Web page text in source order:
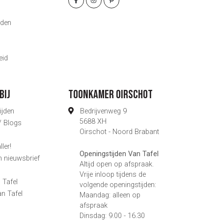
Blogs
nieuwsbrief
Tafel
Toonkamer Oirschot
Bedrijvenweg 9
5688 XH
Oirschot - Noord Brabant
Openingstijden Van Tafel
Altijd open op afspraak.
Vrije inloop tijdens de
volgende openingstijden:
Maandag: alleen op
afspraak
Dinsdag: 9.00 - 16.30